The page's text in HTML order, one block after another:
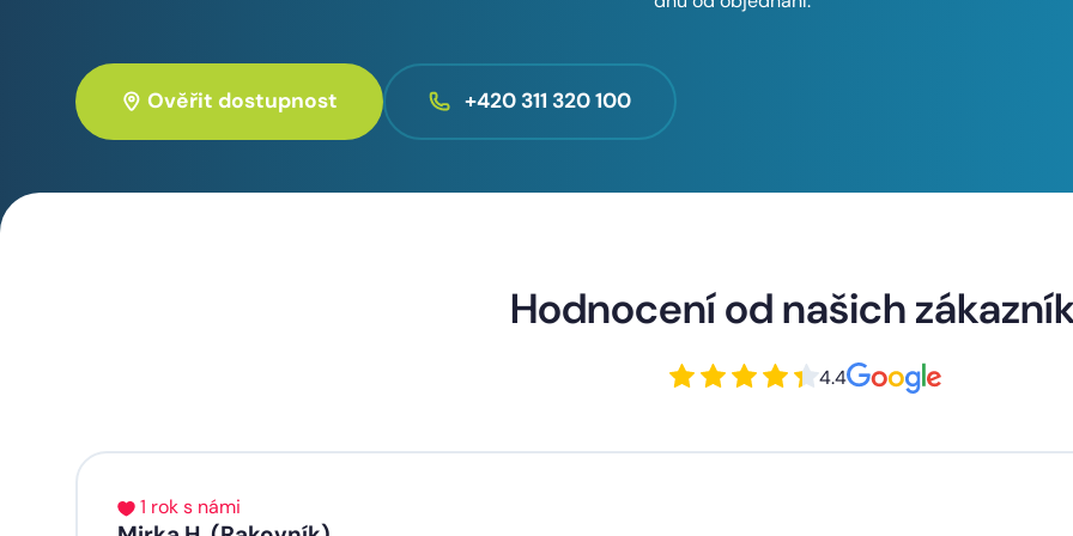
Ověřit dostupnost +420 311 320 100
Hodnocení od našich
4.4
1 rok s námi